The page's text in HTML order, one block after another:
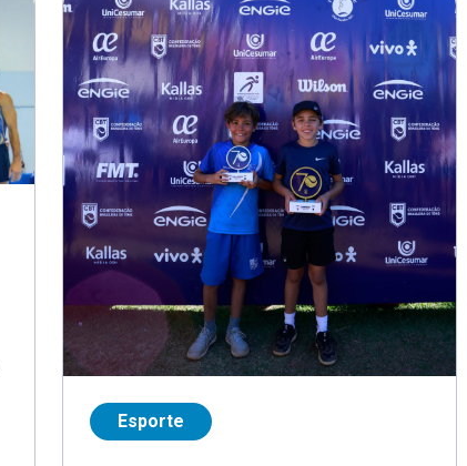
Esporte